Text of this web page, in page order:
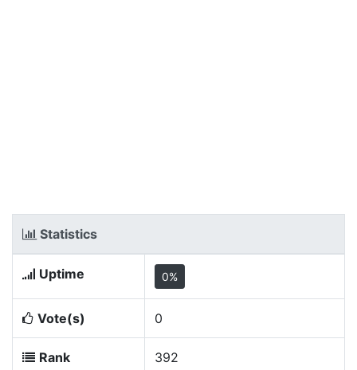
Statistics
Uptime 0%
Vote(s) 0
Rank 392